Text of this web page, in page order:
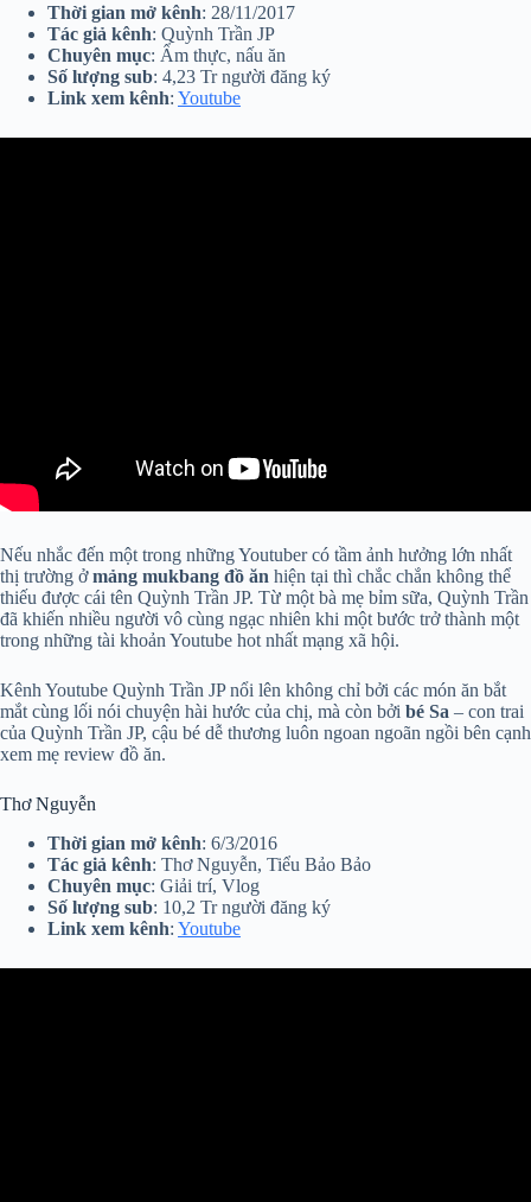
Thời gian mở kênh: 28/11/2017
Tác giả kênh: Quỳnh Trần JP
Chuyên mục: Ẩm thực, nấu ăn
Số lượng sub: 4,23 Tr người đăng ký
Link xem kênh: Youtube
Nếu nhắc đến một trong những Youtuber có tầm ảnh hưởng lớn nhất
thị trường ởmảng mukbang đồ ăn hiện tại thì chắc chắn không thể
thiếu được cái tên Quỳnh Trần JP. Từ một bà mẹ bỉm sữa, Quỳnh Trần
đã khiến nhiều người vô cùng ngạc nhiên khi một bước trở thành một
trong những tài khoản Youtube hot nhất mạng xã hội.
Kênh Youtube Quỳnh Trần JP nổi lên không chỉ bởi các món ăn bắt
mắt cùng lối nói chuyện hài hước của chị, mà còn bởi bé Sa – con trai
của Quỳnh Trần JP, cậu bé dễ thương luôn ngoan ngoãn ngồi bên cạnh
xem mẹ review đồ ăn.
Thơ Nguyễn
Thời gian mở kênh: 6/3/2016
Tác giả kênh: Thơ Nguyễn, Tiểu Bảo Bảo
Chuyên mục: Giải trí, Vlog
Số lượng sub: 10,2 Tr người đăng ký
Link xem kênh: Youtube